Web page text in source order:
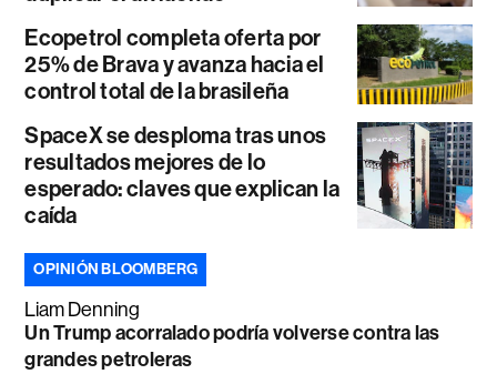
Ecopetrol completa oferta por
25% de Brava y avanza hacia el
control total de la brasileña
SpaceX se desploma tras unos
resultados mejores de lo
esperado: claves que explican la
caída
OPINIÓN BLOOMBERG
Liam Denning
Un Trump acorralado podría volverse contra las
grandes petroleras